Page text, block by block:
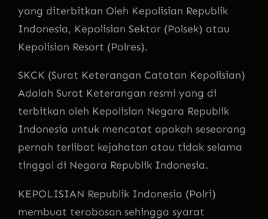
yang diterbitkan Oleh Kepolisian Republik
Indonesia, Kepolisian Sektor (Polsek) atau
Kepolisian Resort (Polres).
SKCK (Surat Keterangan Catatan Kepolisian)
Adalah Surat Keterangan resmi yang di
terbitkan oleh Kepolisian Negara Republik
Indonesia untuk mencatat apakah seseorang
pernah terlibat kejahatan atau tidak selama
tinggal di Negara Republik Indonesia.
KEPOLISIAN Republik Indonesia (Polri)
membuat terobosan sehingga syarat